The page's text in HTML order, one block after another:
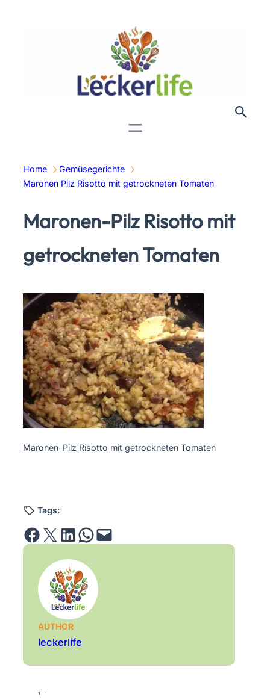
Home
Gemüsegerichte
Maronen Pilz Risotto mit getrockneten Tomaten
Maronen-Pilz Risotto mit
getrockneten Tomaten
Maronen-Pilz Risotto mit getrockneten Tomaten
Tags:
Share on Facebook Email this Page Share on LinkedIn Share on WhatsApp Email this Page
AUTHOR
leckerlife
←